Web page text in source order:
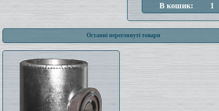
Останні переглянуті товари